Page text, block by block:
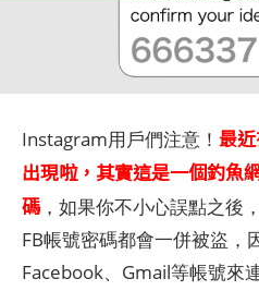
Instagram用戶們注意！ 最
出現啦，其實這是一個釣魚
碼 ，如果你不小心誤點之後
FB帳號密碼都會一併被盜，
Facebook、Gmail等帳號來